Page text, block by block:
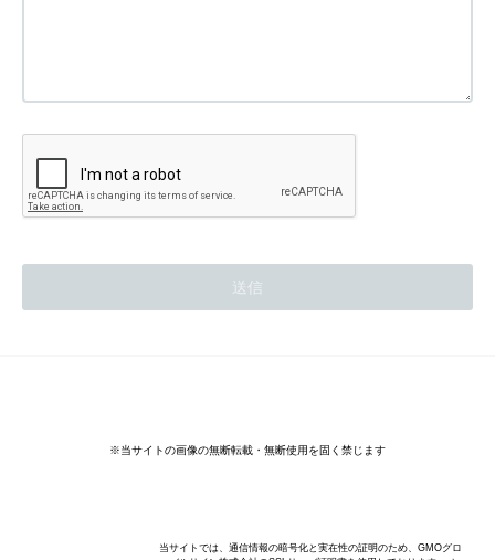
※当サイトの画像の無断転載・無断使用を固く禁じます
当サイトでは、通信情報の暗号化と実在性の証明のため、GMOグロ